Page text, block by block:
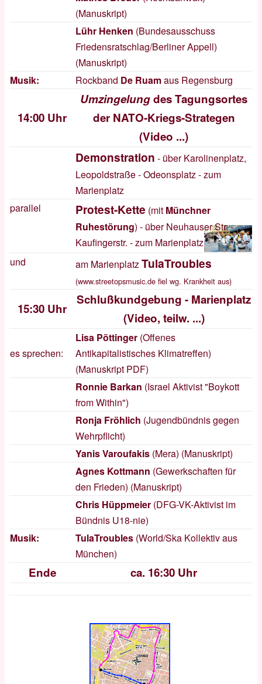
(Manuskript)
Lühr Henken (Bundesausschuss
Friedensratschlag/Berliner Appell)
(Manuskript)
Musik:
Rockband De Ruamaus Regensburg
14:00 Uhr
Umzingelungdes Tagungsortes
der NATO-Kriegs-Strategen
(Video ...)
Demonstration - über Karolinenplatz,
Leopoldstraße - Odeonsplatz - zum
Marienplatz
parallel
Protest-Kette (mit Münchner
Ruhestörung) - über Neuhauser Str. -
Kaufingerstr. - zum Marienplatz
und
am MarienplatzTulaTroubles
(www.streetopsmusic.de fiel wg. Krankheit aus)
15:30 Uhr
Schlußkundgebung - Marienplatz
(Video, teilw. ...)
es sprechen:
Lisa Pöttinger (Offenes
Antikapitalistisches Klimatreffen)
(Manuskript PDF)
Ronnie Barkan (Israel Aktivist "Boykott
from Within")
Ronja Fröhlich (Jugendbündnis gegen
Wehrpflicht)
Yanis Varoufakis (Mera) (Manuskript)
Agnes Kottmann (Gewerkschaften für
den Frieden) (Manuskript)
Chris Hüppmeier (DFG-VK-Aktivist im
Bündnis U18-nie)
Musik:
TulaTroubles (World/Ska Kollektiv aus
München)
Ende ca. 16:30 Uhr